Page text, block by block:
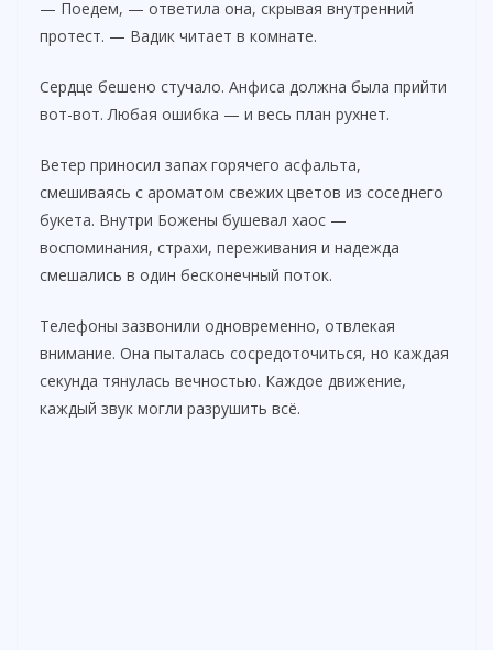
— Поедем, — ответила она, скрывая внутренний
протест. — Вадик читает в комнате.
Сердце бешено стучало. Анфиса должна была прийти
вот-вот. Любая ошибка — и весь план рухнет.
Ветер приносил запах горячего асфальта,
смешиваясь с ароматом свежих цветов из соседнего
букета. Внутри Божены бушевал хаос —
воспоминания, страхи, переживания и надежда
смешались в один бесконечный поток.
Телефоны зазвонили одновременно, отвлекая
внимание. Она пыталась сосредоточиться, но каждая
секунда тянулась вечностью. Каждое движение,
каждый звук могли разрушить всё.